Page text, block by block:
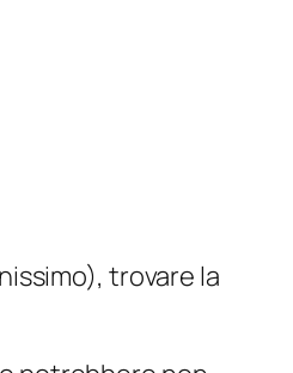
trovare la